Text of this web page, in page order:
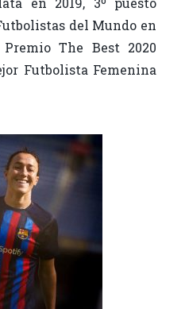
del Mundo en
Premio The Best 2020
Futbolista Femenina